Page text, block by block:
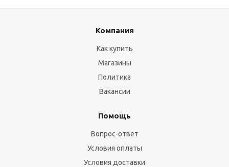
Компания
Как купить
Магазины
Политика
Вакансии
Помощь
Вопрос-ответ
Условия оплаты
Условия доставки